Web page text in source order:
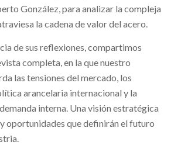
González, para analizar la compleja
la cadena de valor del acero.
de sus reflexiones, compartimos
completa, en la que nuestro
las tensiones del mercado, los
arancelaria internacional y la
interna. Una visión estratégica
oportunidades que definirán el futuro